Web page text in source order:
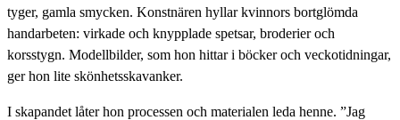
tyger, gamla smycken. Konstnären hyllar kvinnors bortglömda
handarbeten: virkade och knypplade spetsar, broderier och
korsstygn. Modellbilder, som hon hittar i böcker och veckotidningar,
ger hon lite skönhetsskavanker.
I skapandet låter hon processen och materialen leda henne. ”Jag